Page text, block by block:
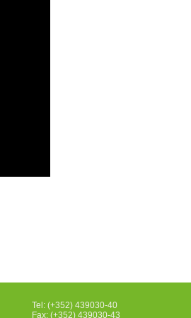
Tel: (+352) 439030-40
Fax: (+352) 439030-43